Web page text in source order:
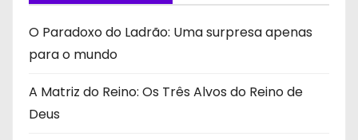
O Paradoxo do Ladrão: Uma surpresa apenas
para o mundo
A Matriz do Reino: Os Três Alvos do Reino de
Deus